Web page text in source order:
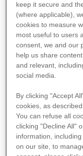
A apresentadora
causa e realizará
pelos perfis da
Instagram (
transmissão
infantil e
vacinação com
infectologista e
keep it secure and
(where applicable),
cookies to measure
most useful to users
consent, we and our
help us share
and relevant,
social media.
By clicking "Accept
cookies, as
You can refuse all
clicking "Decline All"
information,
on our site, to